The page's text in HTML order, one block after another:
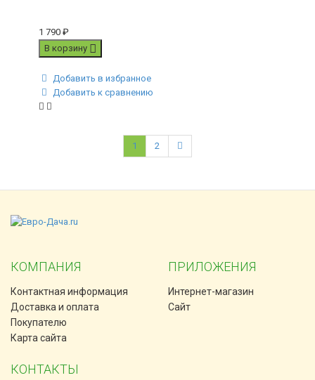
1 790 ₽
В корзину
Добавить в избранное
Добавить к сравнению
1 2
КОМПАНИЯ
Контактная информация
Доставка и оплата
Покупателю
Карта сайта
ПРИЛОЖЕНИЯ
Интернет-магазин
Сайт
КОНТАКТЫ